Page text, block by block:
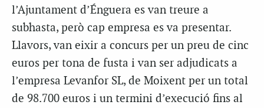
l’Ajuntament d’Énguera es van treure a
subhasta, però cap empresa es va presentar.
Llavors, van eixir a concurs per un preu de cinc
euros per tona de fusta i van ser adjudicats a
l’empresa Levanfor SL, de Moixent per un total
de 98.700 euros i un termini d’execució fins al